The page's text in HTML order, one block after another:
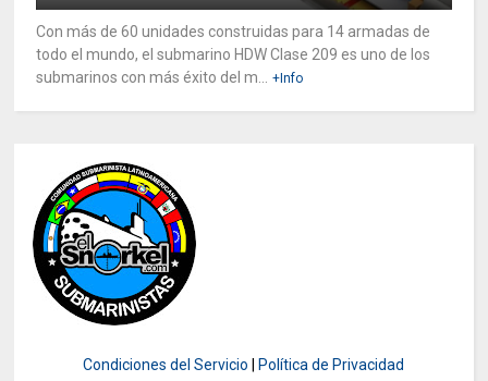
Con más de 60 unidades construidas para 14 armadas de
todo el mundo, el submarino HDW Clase 209 es uno de los
submarinos con más éxito del m...
+Info
Condiciones del Servicio Política de Privacidad